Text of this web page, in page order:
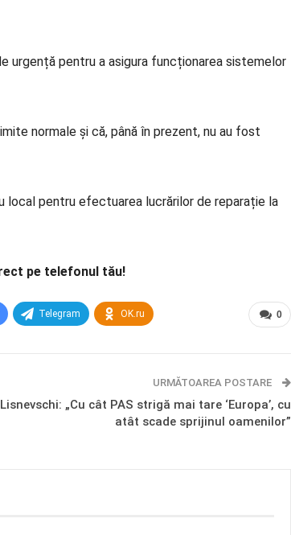
urgență pentru a asigura funcționarea sistemelor
normale și că, până în prezent, nu au fost
local pentru efectuarea lucrărilor de reparație la
pe telefonul tău!
0
Telegram OK.ru
URMĂTOAREA POSTARE
„Cu cât PAS strigă mai tare ‘Europa’, cu
atât scade sprijinul oamenilor”